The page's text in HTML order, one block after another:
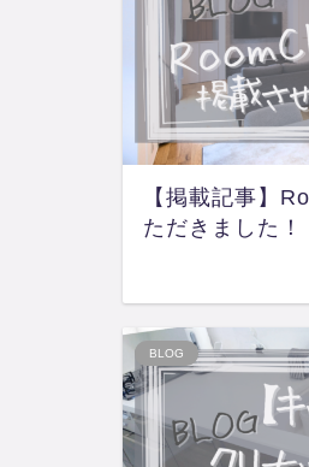
【掲載記事】
ただきました！
BLOG